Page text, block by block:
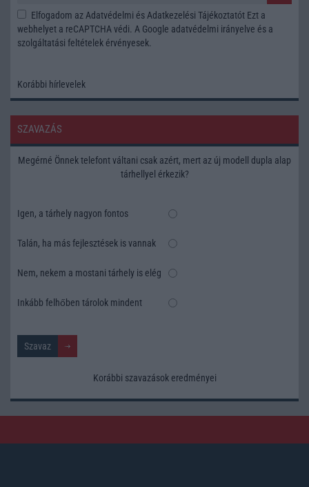
Elfogadom azAdatvédelmi és Adatkezelési Tájékoztatót Ezt a
webhelyet a reCAPTCHA védi. A Google adatvédelmi irányelve és a
szolgáltatási feltételek érvényesek.
Korábbi hírlevelek
SZAVAZÁS
Megérné Önnek telefont váltani csak azért, mert az új modell dupla alap
tárhellyel érkezik?
Igen, a tárhely nagyon fontos
Talán, ha más fejlesztések is vannak
Nem, nekem a mostani tárhely is elég
Inkább felhőben tárolok mindent
Korábbi szavazások eredményei